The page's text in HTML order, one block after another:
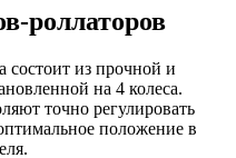
роллаторов
состоит из прочной и
на 4 колеса.
точно регулировать
положение в